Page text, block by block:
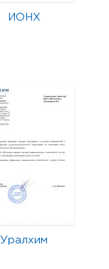
ИОНХ
Уралхим